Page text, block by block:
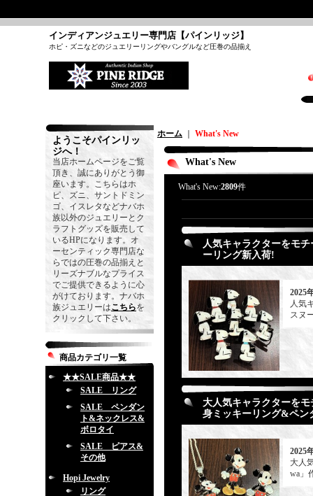
インディアンジュエリー専門店【パインリッジ】
ホピ・ズニなどのジュエリーリングやバングルなど圧巻の品揃え
ようこそパインリッ
ジへ！
当店ホームページをご覧
頂き、誠にありがとう御
座います。こちらはホ
ピ、ズニ、サントドミン
ゴ、イスレタなどナバホ
族以外のジュエリーとク
ラフトグッズを販売して
いるHPになります。オ
ーセンティック専門店な
らではの圧巻の品揃えと
リーズナブルなプライス
でご提供できるように心
がけております。ナバホ
族ジュエリーはこちらを
クリックして下さい。
商品カテゴリ一覧
★★SALE商品★★
SALE リング
SALE ペンダン
ト&ネックレス&
ボロタイ
SALE ピアス&
その他
Hopi Jewelry
リング
ホーム What's New
What's New
What's New:2809件
人気キャラクターをモ
ーリング新入荷!
2025
人気
スヌ
大人気キャラクターを
身ミッキーリング&ペン
2025
大人
wa」